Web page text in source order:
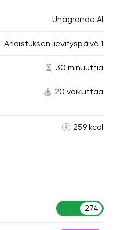
Unagrande AI
Ahdistuksen lievityspäivä 1
30 minuuttia
20 vaikuttaa
259 kcal
274